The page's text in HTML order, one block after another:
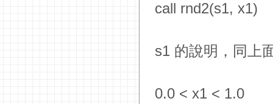
call rnd2(s1, x1)
s1 的說明，同上
0.0 < x1 < 1.0